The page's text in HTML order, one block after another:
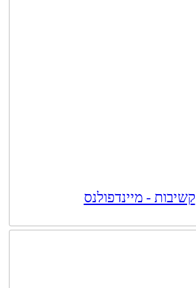
קשיבות - מיינדפולנס